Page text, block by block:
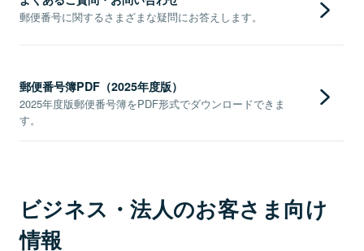
郵便番号に関するさまざまな疑問にお答えします。
郵便番号簿PDF（2025年度版）
2025年度版郵便番号簿をPDF形式でダウンロードできま
す。
ビジネス・法人のお客さま向け
情報